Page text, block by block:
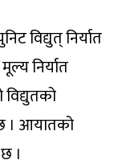
विद्युत् निर्यात
निर्यात
। आयातको
।